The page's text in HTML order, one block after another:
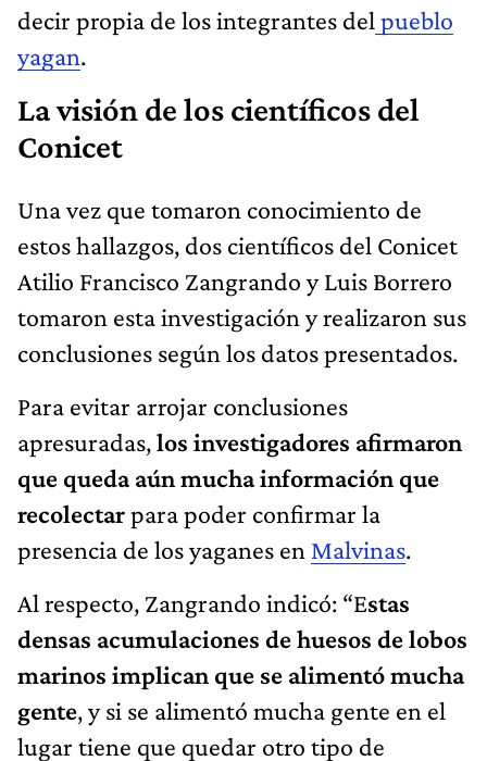
decir propia de los integrantes del pueblo
yagan.
La visión de los científicos del
Conicet
Una vez que tomaron conocimiento de
estos hallazgos, dos científicos del Conicet
Atilio Francisco Zangrando y Luis Borrero
tomaron esta investigación y realizaron sus
conclusiones según los datos presentados.
Para evitar arrojar conclusiones
apresuradas,los investigadores afirmaron
que queda aún mucha información que
recolectarpara poder confirmar la
presencia de los yaganes en Malvinas.
Al respecto, Zangrando indicó: “Estas
densas acumulaciones de huesos de lobos
marinos implican que se alimentó mucha
gente, y si se alimentó mucha gente en el
lugar tiene que quedar otro tipo de